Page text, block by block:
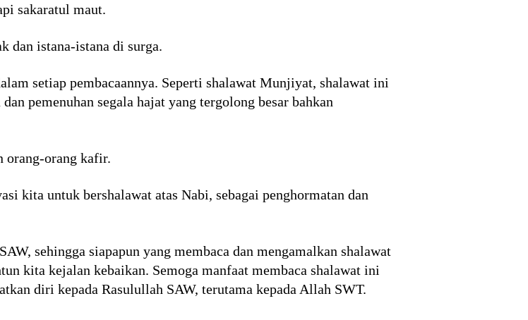
sakaratul maut.
dan istana-istana di surga.
setiap pembacaannya. Seperti shalawat Munjiyat, shalawat ini
pemenuhan segala hajat yang tergolong besar bahkan
orang-orang kafir.
kita untuk bershalawat atas Nabi, sebagai penghormatan dan
sehingga siapapun yang membaca dan mengamalkan shalawat
kita kejalan kebaikan. Semoga manfaat membaca shalawat ini
diri kepada Rasulullah SAW, terutama kepada Allah SWT.